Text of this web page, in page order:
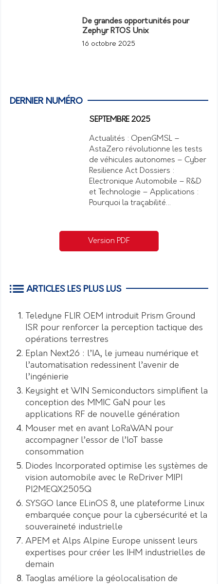
De grandes opportunités pour
Zephyr RTOS Unix
16 octobre 2025
DERNIER NUMÉRO
SEPTEMBRE 2025
Actualités : OpenGMSL –
AstaZero révolutionne les tests
de véhicules autonomes – Cyber
Resilience Act Dossiers :
Electronique Automobile – R&D
et Technologie – Applications :
Pourquoi la traçabilité…
Version PDF
ARTICLES LES PLUS LUS
Teledyne FLIR OEM introduit Prism Ground
ISR pour renforcer la perception tactique des
opérations terrestres
Eplan Next26 : l’IA, le jumeau numérique et
l’automatisation redessinent l’avenir de
l’ingénierie
Keysight et WIN Semiconductors simplifient la
conception des MMIC GaN pour les
applications RF de nouvelle génération
Mouser met en avant LoRaWAN pour
accompagner l’essor de l’IoT basse
consommation
Diodes Incorporated optimise les systèmes de
vision automobile avec le ReDriver MIPI
PI2MEQX2505Q
SYSGO lance ELinOS 8, une plateforme Linux
embarquée conçue pour la cybersécurité et la
souveraineté industrielle
APEM et Alps Alpine Europe unissent leurs
expertises pour créer les IHM industrielles de
demain
Taoglas améliore la géolocalisation de